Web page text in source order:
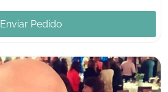
Enviar Pedido